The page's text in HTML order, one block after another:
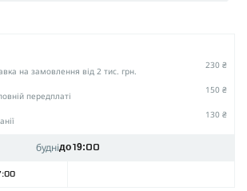
на замовлення від 2 тис. грн.
230 ₴
передплаті
150 ₴
130 ₴
буднідо 19:00